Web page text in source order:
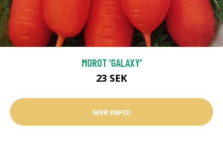
MOROT 'GALAXY'
23 SEK
MER INFO!